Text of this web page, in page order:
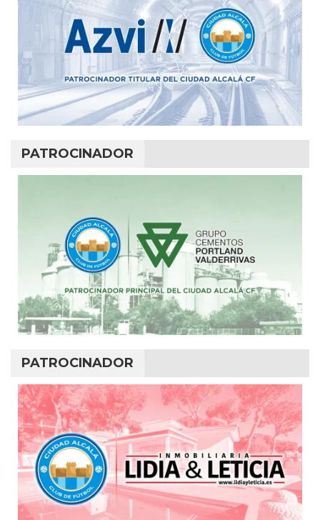
PATROCINADOR
PATROCINADOR